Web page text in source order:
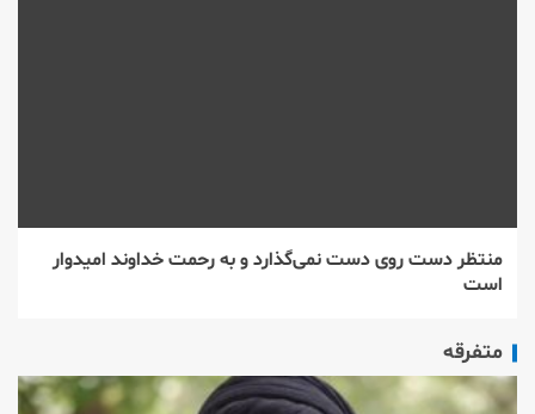
منتظر دست روی دست نمی‌گذارد و به رحمت خداوند امیدوار
است
متفرقه